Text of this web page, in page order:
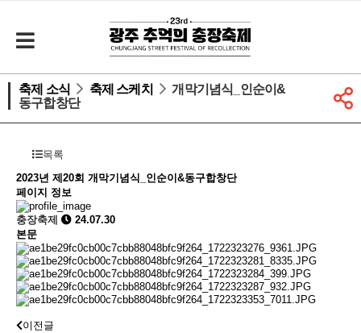
축제 소식 축제 스케치
개막기념식_인순이&
동구합창단
목록
2023년 제20회 개막기념식_인순이&동구합창단
페이지 정보
충장축제
24.07.30
본문
이전글